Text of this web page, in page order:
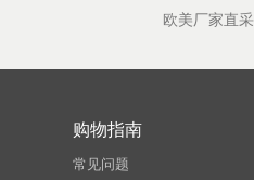
欧美厂家直采
购物指南
常见问题